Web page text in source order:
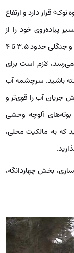
قرار دارد و ارتفاع
پیاده‌روی خود را از
روستای «پایین‌ده» آغاز کنید. از آنجایی که مسیر مالرو و جنگلی حدود ۳.۵ تا ۴
لازم است برای
باشید. سرچشمه آب
جریان آب را قوی‌تر و
بوته‌های آلوچه وحشی
که به مالکیت محلی،
بخش چهاردانگه،